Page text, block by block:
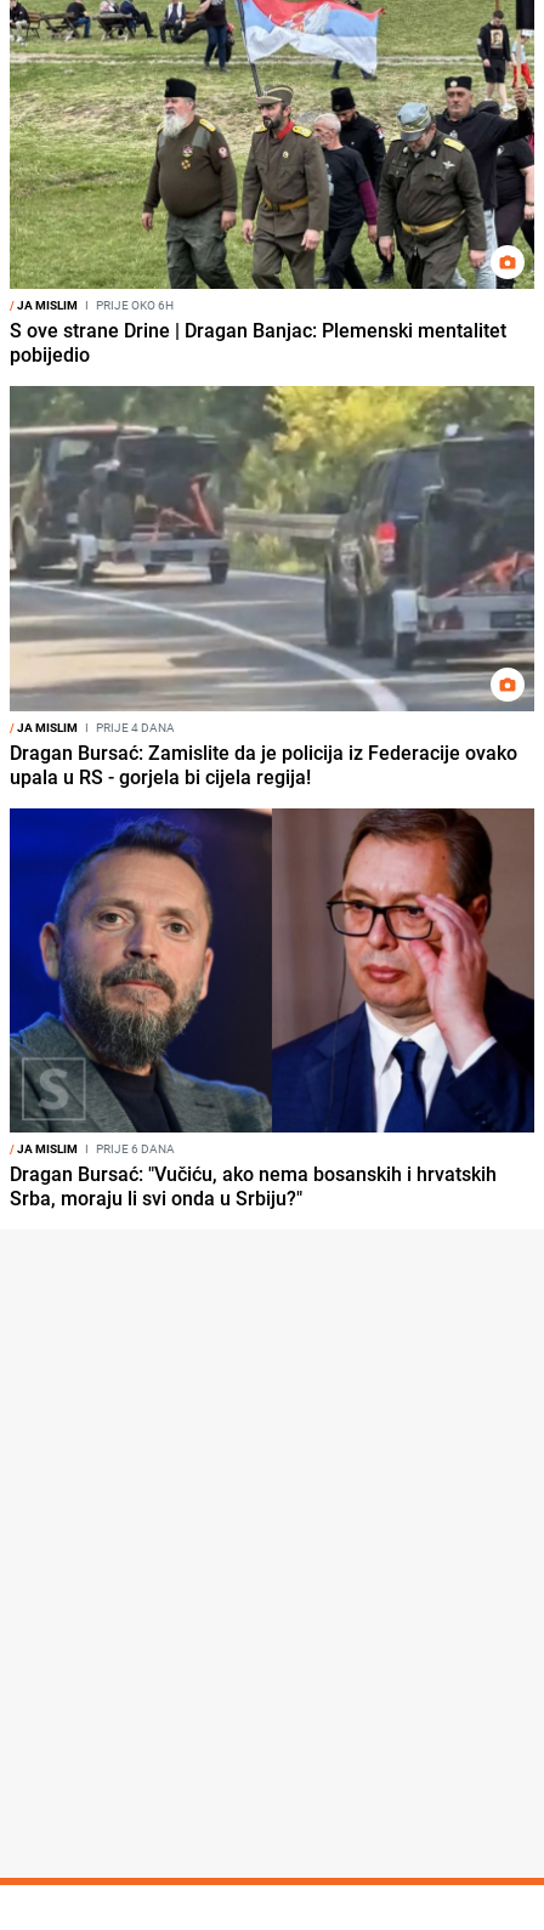
/JA MISLIM I PRIJE OKO 6H
S ove strane Drine | Dragan Banjac: Plemenski mentalitet
pobijedio
/JA MISLIM I PRIJE 4 DANA
Dragan Bursać: Zamislite da je policija iz Federacije ovako
upala u RS - gorjela bi cijela regija!
/JA MISLIM I PRIJE 6 DANA
Dragan Bursać: "Vučiću, ako nema bosanskih i hrvatskih
Srba, moraju li svi onda u Srbiju?"